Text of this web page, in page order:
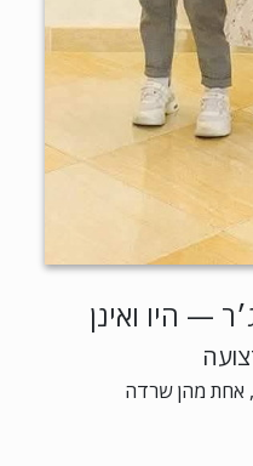
— היו ואינן
אחת מהן שרדה